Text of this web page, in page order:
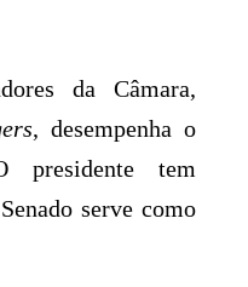
da Câmara,
, desempenha o
presidente tem
serve como